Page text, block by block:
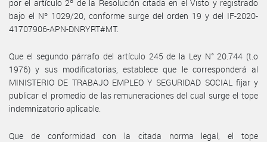
por el artículo 2º de la Resolución citada en el Visto y registrado
bajo el Nº 1029/20, conforme surge del orden 19 y del IF-2020-
41707906-APN-DNRYRT#MT.
Que el segundo párrafo del artículo 245 de la Ley N° 20.744 (t.o
1976) y sus modificatorias, establece que le corresponderá al
MINISTERIO DE TRABAJO EMPLEO Y SEGURIDAD SOCIAL fijar y
publicar el promedio de las remuneraciones del cual surge el tope
indemnizatorio aplicable.
Que de conformidad con la citada norma legal, el tope